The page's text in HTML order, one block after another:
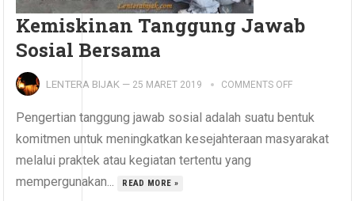
Kemiskinan Tanggung Jawab
Sosial Bersama
LENTERA BIJAK — 25 MARET 2019 COMMENTS OFF
Pengertian tanggung jawab sosial adalah suatu bentuk
komitmen untuk meningkatkan kesejahteraan masyarakat
melalui praktek atau kegiatan tertentu yang
mempergunakan...
READ MORE »